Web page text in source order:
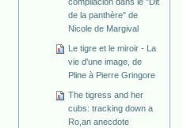
compilacion dans le "Dit
de la panthère" de
Nicole de Margival
Le tigre et le miroir - La
vie d'une image, de
Pline à Pierre Gringore
The tigress and her
cubs: tracking down a
Ro,an anecdote